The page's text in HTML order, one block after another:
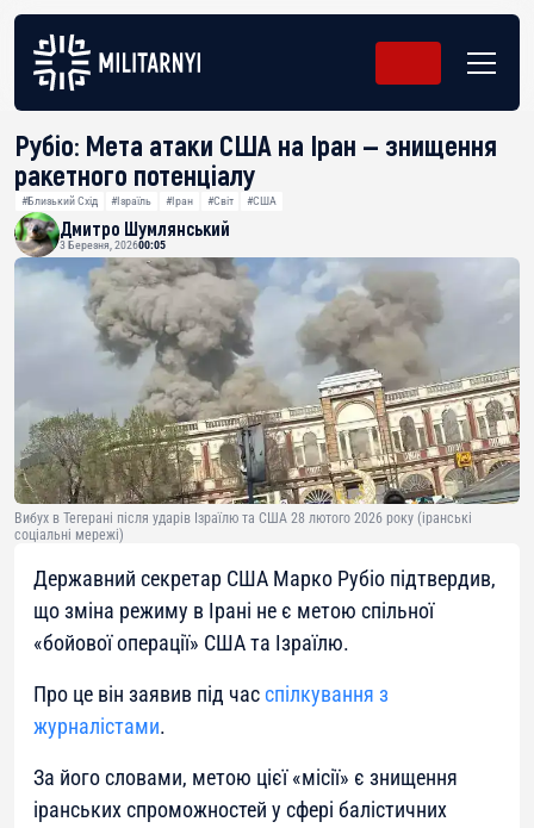
Рубіо: Мета атаки США на Іран — знищення
ракетного потенціалу
#Близький Схід #Ізраїль #Іран #Світ #США
Дмитро Шумлянський
3 Березня, 202600:05
Вибух в Тегерані після ударів Ізраїлю та США 28 лютого 2026 року (іранські
соціальні мережі)
Державний секретар США Марко Рубіо підтвердив,
що зміна режиму в Ірані не є метою спільної
«бойової операції» США та Ізраїлю.
Про це він заявив під часспілкування з
журналістами.
За його словами, метою цієї «місії» є знищення
іранських спроможностей у сфері балістичних